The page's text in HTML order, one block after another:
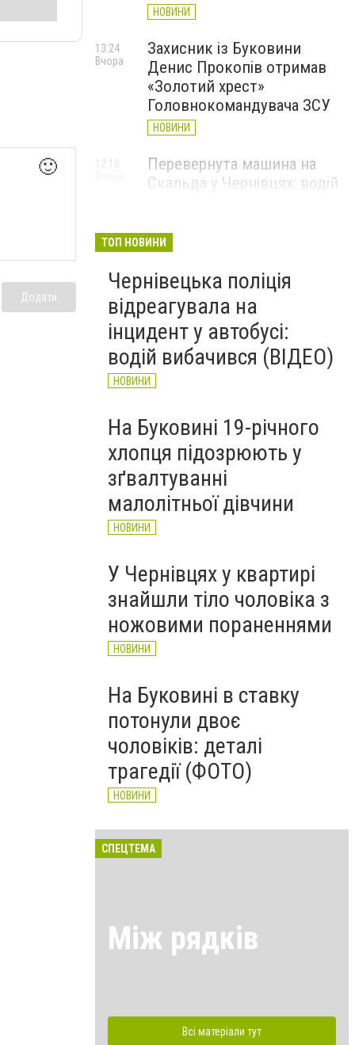
🙂
Додати
НОВИНИ
Захисник із Буковини
Денис Прокопів отримав
«Золотий хрест»
Головнокомандувача ЗСУ
НОВИНИ
13:24
Вчора
Перевернута машина на
Скальда у Чернівцях: водій
12:18
зафіксували новий
історичний температурний
максимум
НОВИНИ
Вчора
ТОП НОВИНИ
Чернівецька поліція
відреагувала на
інцидент у автобусі:
водій вибачився (ВІДЕО)
НОВИНИ
На Буковині 19-річного
хлопця підозрюють у
зґвалтуванні
малолітньої дівчини
НОВИНИ
У Чернівцях у квартирі
знайшли тіло чоловіка з
ножовими пораненнями
НОВИНИ
На Буковині в ставку
потонули двоє
чоловіків: деталі
трагедії (ФОТО)
НОВИНИ
СПЕЦТЕМА
Між рядків
Всі матеріали тут